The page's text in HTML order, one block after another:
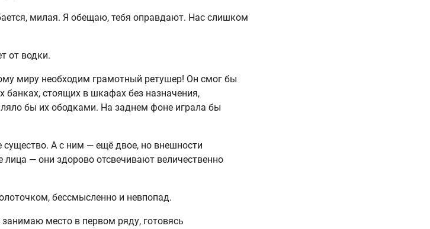
милая. Я обещаю, тебя оправдают. Нас слишком
от водки.
миру необходим грамотный ретушер! Он смог бы
банках, стоящих в шкафах без назначения,
бы их ободками. На заднем фоне играла бы
А с ним — ещё двое, но внешности
— они здорово отсвечивают величественно
бессмысленно и невпопад.
место в первом ряду, готовясь